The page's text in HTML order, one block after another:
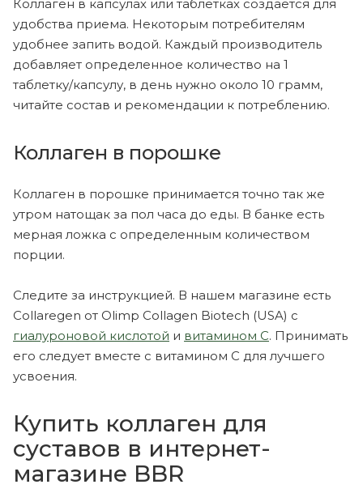
Коллаген в капсулах или таблетках создается для
удобства приема. Некоторым потребителям
удобнее запить водой. Каждый производитель
добавляет определенное количество на 1
таблетку/капсулу, в день нужно около 10 грамм,
читайте состав и рекомендации к потреблению.
Коллаген в порошке
Коллаген в порошке принимается точно так же
утром натощак за пол часа до еды. В банке есть
мерная ложка с определенным количеством
порции.
Следите за инструкцией. В нашем магазине есть
Collaregen от Olimp Collagen Biotech (USA) с
гиалуроновой кислотой и витамином С. Принимать
его следует вместе с витамином С для лучшего
усвоения.
Купить коллаген для
суставов в интернет-
магазине BBR